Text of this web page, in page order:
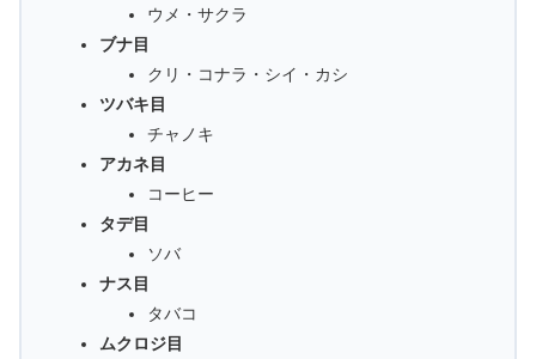
ウメ・サクラ
ブナ目
クリ・コナラ・シイ・カシ
ツバキ目
チャノキ
アカネ目
コーヒー
タデ目
ソバ
ナス目
タバコ
ムクロジ目